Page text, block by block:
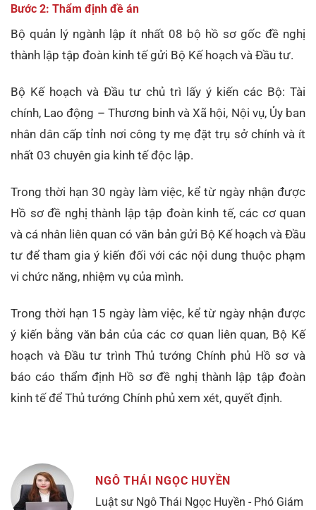
Bước 2: Thẩm định đề án
Bộ quản lý ngành lập ít nhất 08 bộ hồ sơ gốc đề nghị
thành lập tập đoàn kinh tế gửi Bộ Kế hoạch và Đầu tư.
Bộ Kế hoạch và Đầu tư chủ trì lấy ý kiến các Bộ: Tài
chính, Lao động – Thương binh và Xã hội, Nội vụ, Ủy ban
nhân dân cấp tỉnh nơi công ty mẹ đặt trụ sở chính và ít
nhất 03 chuyên gia kinh tế độc lập.
Trong thời hạn 30 ngày làm việc, kể từ ngày nhận được
Hồ sơ đề nghị thành lập tập đoàn kinh tế, các cơ quan
và cá nhân liên quan có văn bản gửi Bộ Kế hoạch và Đầu
tư để tham gia ý kiến đối với các nội dung thuộc phạm
vi chức năng, nhiệm vụ của mình.
Trong thời hạn 15 ngày làm việc, kể từ ngày nhận được
ý kiến bằng văn bản của các cơ quan liên quan, Bộ Kế
hoạch và Đầu tư trình Thủ tướng Chính phủ Hồ sơ và
báo cáo thẩm định Hồ sơ đề nghị thành lập tập đoàn
kinh tế để Thủ tướng Chính phủ xem xét, quyết định.
NGÔ THÁI NGỌC HUYỀN
Luật sư Ngô Thái Ngọc Huyền - Phó Giám